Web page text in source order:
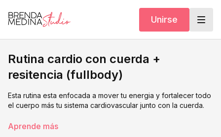
Unirse
Rutina cardio con cuerda +
resitencia (fullbody)
Esta rutina esta enfocada a mover tu energia y fortalecer todo
el cuerpo más tu sistema cardiovascular junto con la cuerda.
Te recomiendo que si quieres hacer yoga también hagas una
Aprende más